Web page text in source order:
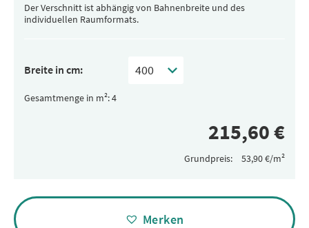
Der Verschnitt ist abhängig von Bahnenbreite und des
individuellen Raumformats.
Breite in cm:
Gesamtmenge in m²:
Grundpreis:
Alternative:
Merken